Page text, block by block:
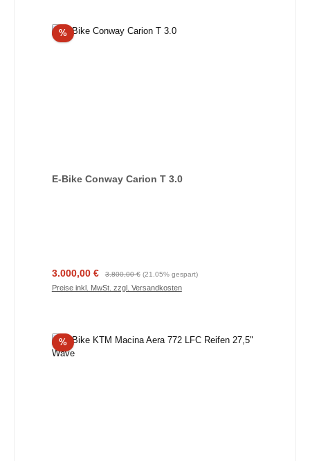
%Rabatt
E-Bike Conway Carion T 3.0
Verkaufspreis:
3.000,00 € Regulärer Preis:
3.800,00 € (21.05% gespart)
Preise inkl. MwSt. zzgl. Versandkosten
%Rabatt